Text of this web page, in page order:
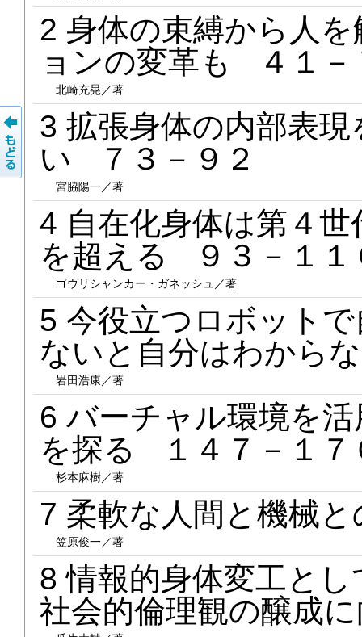
2 身体の束縛から人
ョンの変革も ４１－
北崎充晃／著
3 拡張身体の内部表
い ７３－９２
宮脇陽一／著
4 自在化身体は第４
を超える ９３－１１
ゴウリシャンカー・ガネッシュ／著
5 今役立つロボット
ないと自分はわから
岩田浩康／著
6 バーチャル環境を
を探る １４７－１７
杉本麻樹／著
7 柔軟な人間と機械
笠原俊一／著
8 情報的身体変工と
社会的倫理観の醸成